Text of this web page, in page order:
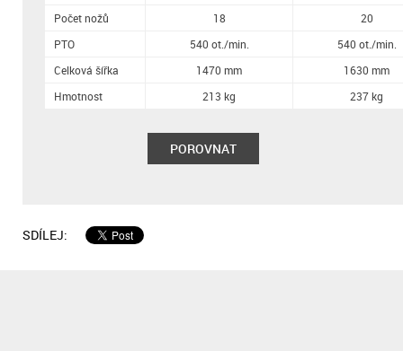
Počet nožů
PTO
Celková šířka
Hmotnost
18
20
540 ot./min.
540 ot./min.
1470 mm
1630 mm
213 kg
237 kg
POROVNAT
SDÍLEJ: